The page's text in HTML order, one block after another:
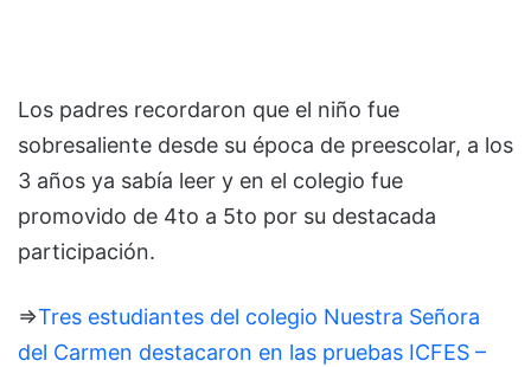
Los padres recordaron que el niño fue
sobresaliente desde su época de preescolar, a los
3 años ya sabía leer y en el colegio fue
promovido de 4to a 5to por su destacada
participación.
⇒Tres estudiantes del colegio Nuestra Señora
del Carmen destacaron en las pruebas ICFES –